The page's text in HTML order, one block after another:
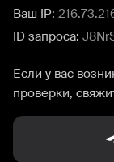
Ваш IP:
ID запроса:
Если у вас
проверки,